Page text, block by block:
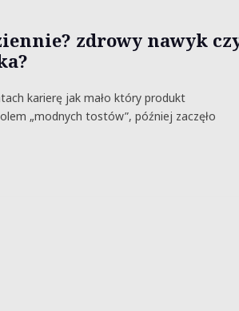
zdrowy nawyk
karierę jak mało który produkt
„modnych tostów”, później zaczęło